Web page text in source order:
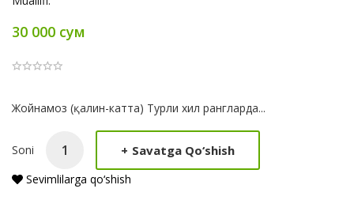
30 000 сум
Product
Жойнамоз (қалин-катта) Турли хил рангларда...
Soni + Savatga Qo‘shish
Sevimlilarga qo‘shish